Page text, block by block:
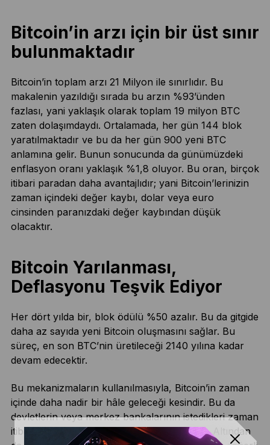
Bitcoin’in arzı için bir üst sınır
bulunmaktadır
Bitcoin’in toplam arzı 21 Milyon ile sınırlıdır. Bu
makalenin yazıldığı sırada bu arzın %93’ünden
fazlası, yani yaklaşık olarak toplam 19 milyon BTC
zaten dolaşımdaydı. Ortalamada, her gün 144 blok
yaratılmaktadır ve bu da her gün 900 yeni BTC
anlamına gelir. Bunun sonucunda da günümüzdeki
enflasyon oranı yaklaşık %1,8 oluyor. Bu oran, birçok
itibari paradan daha avantajlıdır; yani Bitcoin’lerinizin
zaman içindeki değer kaybı, dolar veya euro
cinsinden paranızdaki değer kaybından düşük
olacaktır.
Bitcoin Yarılanması,
Deflasyonu Teşvik Ediyor
Her dört yılda bir, blok ödülü %50 azalır. Bu da gitgide
daha az sayıda yeni Bitcoin oluşmasını sağlar. Bu
süreç, en son BTC’nin üretileceği 2140 yılına kadar
devam edecektir.
Bu mekanizmaların kullanılmasıyla, Bitcoin’in zaman
içinde daha nadir bir hâle geleceği kesindir. Bu da
devletlerin veya merkez bankalarının istedikleri zaman
itibari para basabildiği durumun tam tersidir. Altından